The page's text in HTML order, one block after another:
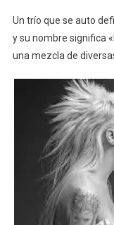
Un trío que se auto
y su nombre significa
una mezcla de